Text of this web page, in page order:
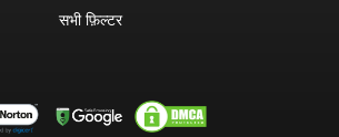
सभी फ़िल्टर